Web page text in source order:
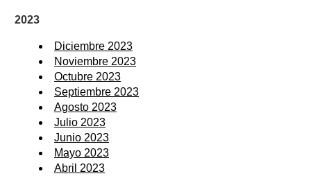
2023
Diciembre 2023
Noviembre 2023
Octubre 2023
Septiembre 2023
Agosto 2023
Julio 2023
Junio 2023
Mayo 2023
Abril 2023